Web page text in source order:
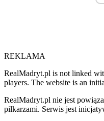
REKLAMA
RealMadryt.pl is not linked
players. The website is an
RealMadryt.pl nie jest
piłkarzami. Serwis jest